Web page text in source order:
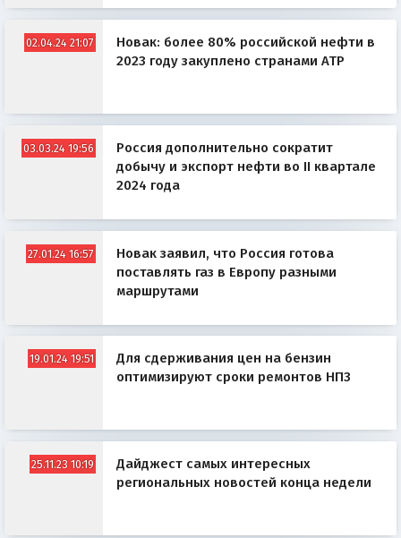
02.04.24 21:07
Новак: более 80% российской нефти в
2023 году закуплено странами АТР
03.03.24 19:56
Россия дополнительно сократит
добычу и экспорт нефти во II квартале
2024 года
27.01.24 16:57
Новак заявил, что Россия готова
поставлять газ в Европу разными
маршрутами
19.01.24 19:51
Для сдерживания цен на бензин
оптимизируют сроки ремонтов НПЗ
25.11.23 10:19
Дайджест самых интересных
региональных новостей конца недели